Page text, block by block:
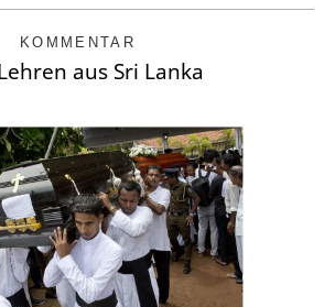
KOMMENTAR
aus Sri Lanka